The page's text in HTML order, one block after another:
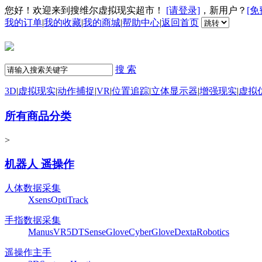
您好！欢迎来到搜维尔虚拟现实超市！ [请登录] ，新用户？ [免
我的订单|我的收藏|我的商城|帮助中心|返回首页
搜 索
3D|虚拟现实|动作捕捉|VR|位置追踪|立体显示器|增强现实|虚拟
所有商品分类
>
机器人 遥操作
人体数据采集
XsensOptiTrack
手指数据采集
ManusVR5DTSenseGloveCyberGloveDextaRobotics
遥操作主手